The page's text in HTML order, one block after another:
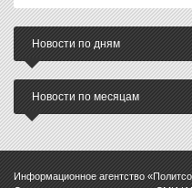
Новости по дням
Новости по месяцам
Информационное агентство